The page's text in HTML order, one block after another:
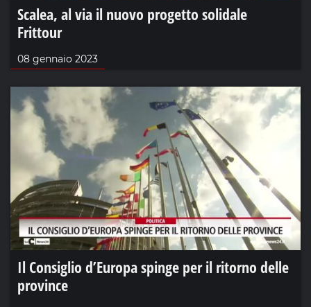
Scalea, al via il nuovo progetto solidale
Frittour
08 gennaio 2023
Il Consiglio d’Europa spinge per il ritorno delle
province